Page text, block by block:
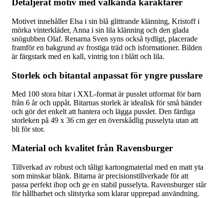
Detaljerat motiv med välkända karaktärer
Motivet innehåller Elsa i sin blå glittrande klänning, Kristoff i
mörka vinterkläder, Anna i sin lila klänning och den glada
snögubben Olaf. Renarna Sven syns också tydligt, placerade
framför en bakgrund av frostiga träd och isformationer. Bilden
är färgstark med en kall, vintrig ton i blått och lila.
Storlek och bitantal anpassat för yngre pusslare
Med 100 stora bitar i XXL-format är pusslet utformat för barn
från 6 år och uppåt. Bitarnas storlek är idealisk för små händer
och gör det enkelt att hantera och lägga pusslet. Den färdiga
storleken på 49 x 36 cm ger en överskådlig pusselyta utan att
bli för stor.
Material och kvalitet från Ravensburger
Tillverkad av robust och tåligt kartongmaterial med en matt yta
som minskar blänk. Bitarna är precisionstillverkade för att
passa perfekt ihop och ge en stabil pusselyta. Ravensburger står
för hållbarhet och slitstyrka som klarar upprepad användning.